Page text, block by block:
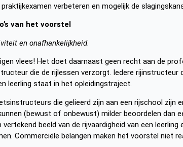
verbeteren en mogelijk de
van het voorstel
en onafhankelijkheid.
vlees! Het doet daarnaast geen recht aan de
die de rijlessen verzorgt. Iedere rijinstructeur
leerling staat in het opleidingstraject.
die gelieerd zijn aan een rijschool zijn
(bewust of onbewust) milder beoordelen dan
beeld van de rijvaardigheid van een
Commerciële belangen maken het voorstel niet